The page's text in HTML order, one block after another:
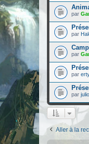
par
par
par
par
par
Aller à la